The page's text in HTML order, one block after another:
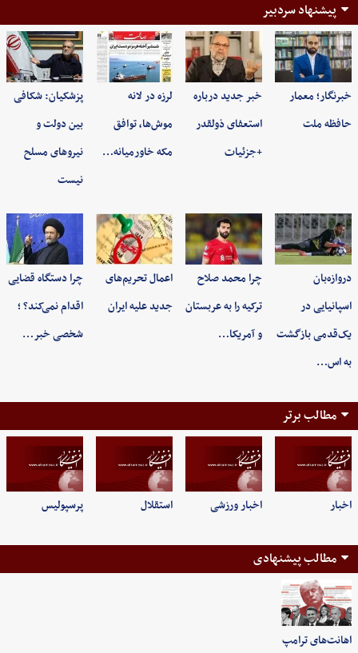
پیشنهاد سردبیر
خبرنگار؛ معمار
حافظه ملت
خبر جدید درباره
استعفای ذولقدر
+جزئیات
لرزه در لانه
موش‌ها، توافق
مکه خاورمیانه…
پزشکیان: شکافی
بین دولت و
نیروهای مسلح
نیست
دروازه‌بان
اسپانیایی در
یک‌قدمی بازگشت
به اس…
چرا محمد صلاح
ترکیه را به عربستان
و آمریکا…
اعمال تحریم‌های
جدید علیه ایران
چرا دستگاه قضایی
اقدام نمی‌کند؟ ؛
شخصی خبر…
مطالب برتر
اخبار اخبار ورزشی استقلال پرسپولیس
مطالب پیشنهادی
اهانت‌های ترامپ